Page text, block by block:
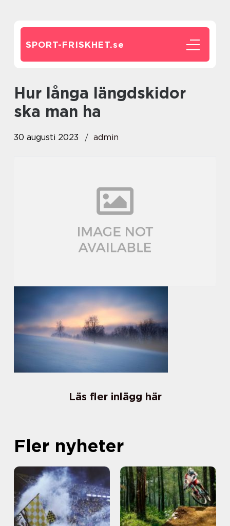
SPORT-FRISKHET.se
hur långa längdskidor
ska man ha
30 augusti 2023 admin
Läs fler inlägg här
Fler nyheter